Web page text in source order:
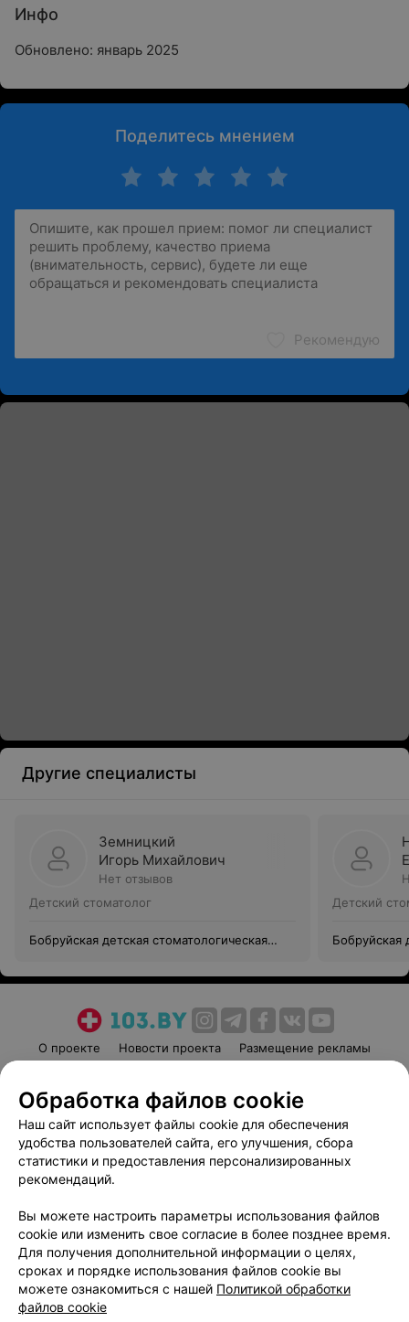
Инфо
Обновлено: январь 2025
Поделитесь мнением
Рекомендую
Другие специалисты
Земницкий
Игорь Михайлович
Нет отзывов
Детский стоматолог
Бобруйская детская стоматологическая
Детский
Бобруйская
О проекте Новости проекта
Размещение рекламы
Пользовательское соглашение
Способы оплаты
Вакансии
Партнеры
Написать руководителю 103.by
Обработка персональных данных
Обработка файлов cookie
Наш сайт использует файлы cookie для обеспечения
удобства пользователей сайта, его улучшения, сбора
статистики и предоставления персонализированных
рекомендаций.
Вы можете настроить параметры использования файлов
cookie или изменить свое согласие в более позднее время.
Для получения дополнительной информации о целях,
сроках и порядке использования файлов cookie вы
можете ознакомиться с нашей Политикой обработки
файлов cookie